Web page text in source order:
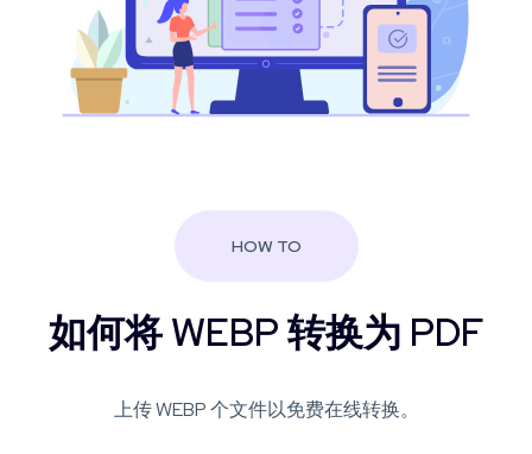
HOW TO
如何将 WEBP 转换为 PDF
上传 WEBP 个文件以免费在线转换。